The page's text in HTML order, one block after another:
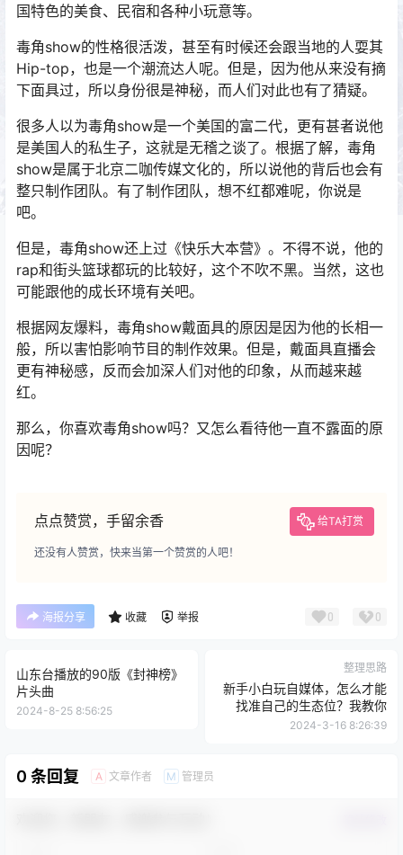
国特色的美食、民宿和各种小玩意等。
毒角show的性格很活泼，甚至有时候还会跟当地的人耍其
Hip-top，也是一个潮流达人呢。但是，因为他从来没有摘
下面具过，所以身份很是神秘，而人们对此也有了猜疑。
很多人以为毒角show是一个美国的富二代，更有甚者说他
是美国人的私生子，这就是无稽之谈了。根据了解，毒角
show是属于北京二咖传媒文化的，所以说他的背后也会有
整只制作团队。有了制作团队，想不红都难呢，你说是
吧。
但是，毒角show还上过《快乐大本营》。不得不说，他的
rap和街头篮球都玩的比较好，这个不吹不黑。当然，这也
可能跟他的成长环境有关吧。
根据网友爆料，毒角show戴面具的原因是因为他的长相一
般，所以害怕影响节目的制作效果。但是，戴面具直播会
更有神秘感，反而会加深人们对他的印象，从而越来越
红。
那么，你喜欢毒角show吗？又怎么看待他一直不露面的原
因呢？
点点赞赏，手留余香 给TA打赏
还没有人赞赏，快来当第一个赞赏的人吧！
海报分享 收藏 举报 0 0
山东台播放的90版《封神榜》
片头曲
2024-8-25 8:56:25
整理思路
新手小白玩自媒体，怎么才能
找准自己的生态位？我教你
2024-3-16 8:26:39
0 条回复 A 文章作者 M 管理员